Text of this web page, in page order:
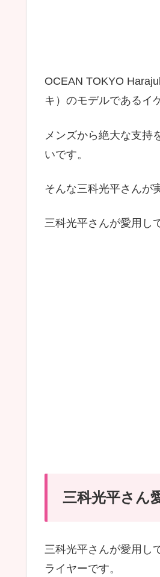
OCEAN TOKYO
キ）のモデルであるイ
メンズから絶大な支持
いです。
そんな三科光平さんが
三科光平さんが愛用し
三科光平さん
三科光平さんが愛用し
ライヤーです。